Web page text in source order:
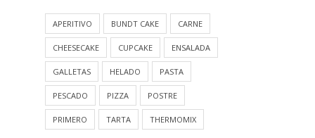
APERITIVO BUNDT CAKE CARNE
CHEESECAKE CUPCAKE ENSALADA
GALLETAS HELADO PASTA
PESCADO PIZZA POSTRE
PRIMERO TARTA THERMOMIX